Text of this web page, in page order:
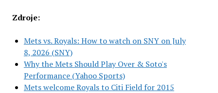
Zdroje:
Mets vs. Royals: How to watch on SNY on July
8, 2026 (SNY)
Why the Mets Should Play Over & Soto's
Performance (Yahoo Sports)
Mets welcome Royals to Citi Field for 2015